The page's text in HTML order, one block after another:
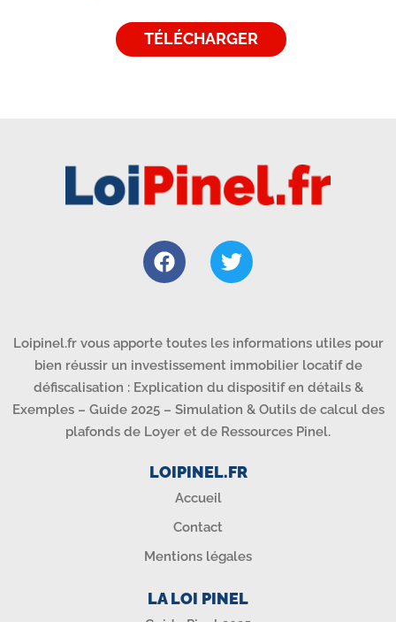
TÉLÉCHARGER
Loipinel.fr vous apporte toutes les informations utiles pour
bien réussir un investissement immobilier locatif de
défiscalisation : Explication du dispositif en détails &
Exemples – Guide 2025 – Simulation & Outils de calcul des
plafonds de Loyer et de Ressources Pinel.
LOIPINEL.FR
Accueil
Contact
Mentions légales
LA LOI PINEL
Guide Pinel 2025